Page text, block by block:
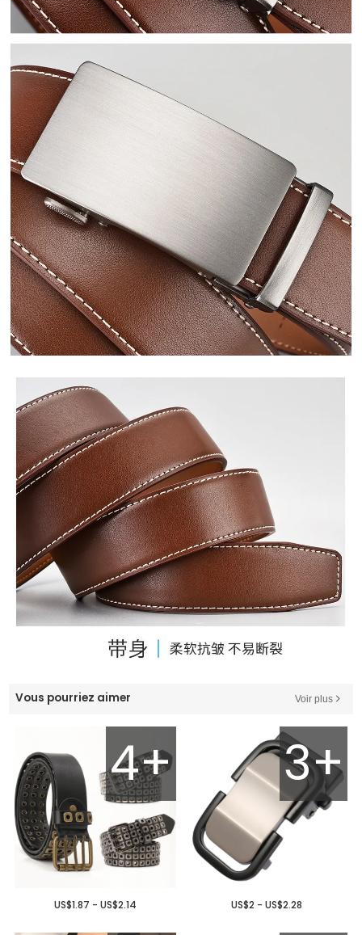
Vous pourriez aimer Voir plus
4+
US$1.87 - US$2.14
3+
US$2 - US$2.28